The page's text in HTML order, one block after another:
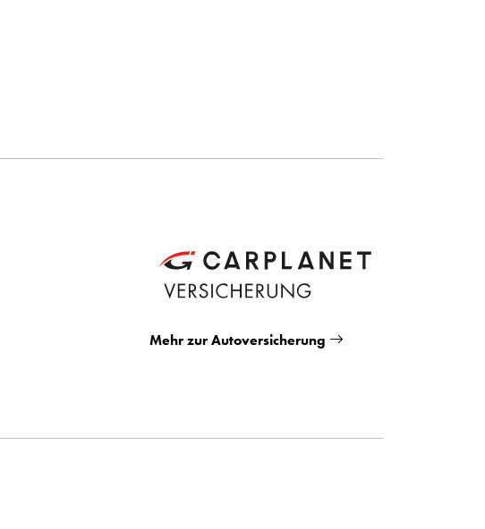
Mehr zur Autoversicherung